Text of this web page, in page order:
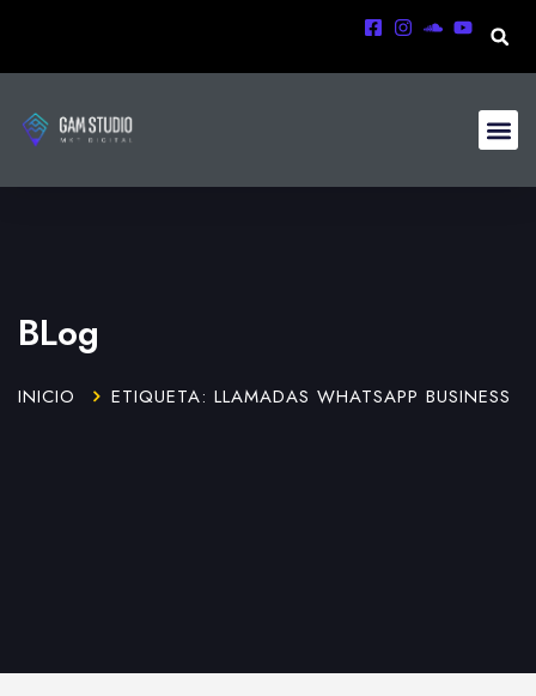
BLog
INICIO ETIQUETA: LLAMADAS WHATSAPP BUSINESS